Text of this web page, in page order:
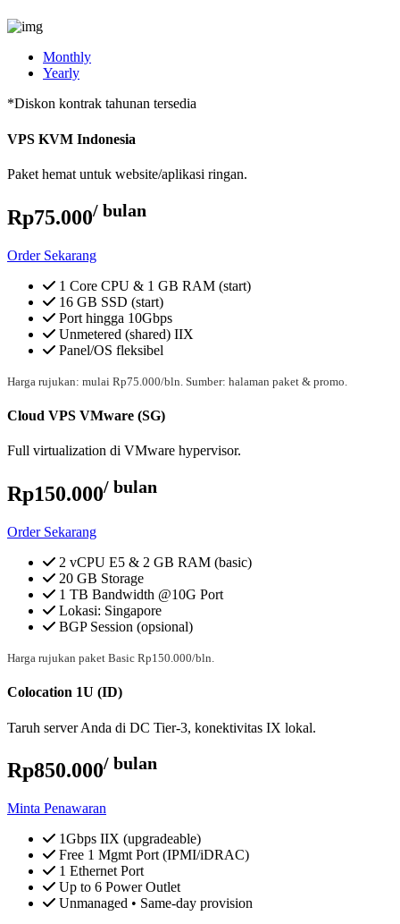
Monthly
Yearly
*Diskon kontrak tahunan tersedia
VPS KVM Indonesia
Paket hemat untuk website/aplikasi ringan.
Rp75.000/ bulan
Order Sekarang
1 Core CPU & 1 GB RAM (start)
16 GB SSD (start)
Port hingga 10Gbps
Unmetered (shared) IIX
Panel/OS fleksibel
Harga rujukan: mulai Rp75.000/bln. Sumber: halaman paket & promo.
Cloud VPS VMware (SG)
Full virtualization di VMware hypervisor.
Rp150.000/ bulan
Order Sekarang
2 vCPU E5 & 2 GB RAM (basic)
20 GB Storage
1 TB Bandwidth @10G Port
Lokasi: Singapore
BGP Session (opsional)
Harga rujukan paket Basic Rp150.000/bln.
Colocation 1U (ID)
Taruh server Anda di DC Tier-3, konektivitas IX lokal.
Rp850.000/ bulan
Minta Penawaran
1Gbps IIX (upgradeable)
Free 1 Mgmt Port (IPMI/iDRAC)
1 Ethernet Port
Up to 6 Power Outlet
Unmanaged • Same-day provision